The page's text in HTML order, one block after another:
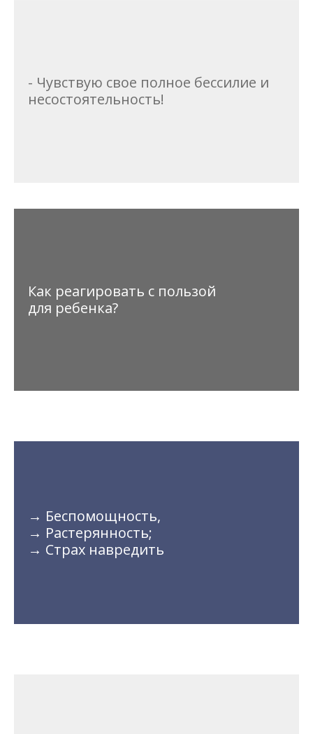
- Чувствую свое полное бессилие и
несостоятельность!
Как реагировать с пользой
для ребенка?
→ Беспомощность,
→ Растерянность;
→ Страх навредить